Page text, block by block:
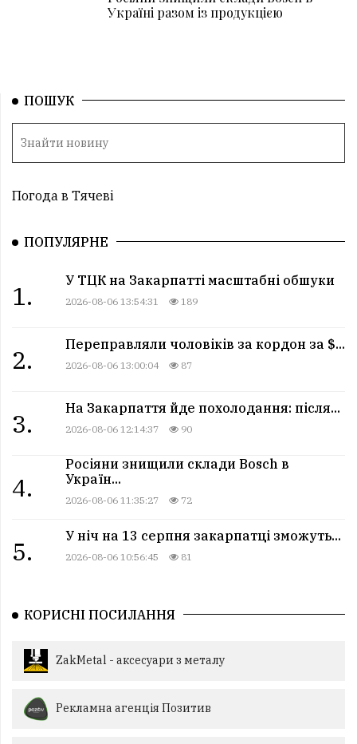
Україні разом із продукцією
ПОШУК
Погода в Тячеві
ПОПУЛЯРНЕ
1.
У ТЦК на Закарпатті масштабні обшуки
2026-08-06 13:54:31 189
2.
Переправляли чоловіків за кордон за $...
2026-08-06 13:00:04 87
3.
На Закарпаття йде похолодання: після...
2026-08-06 12:14:37 90
4.
Росіяни знищили склади Bosch в
Україн...
2026-08-06 11:35:27 72
5.
У ніч на 13 серпня закарпатці зможуть...
2026-08-06 10:56:45 81
КОРИСНІ ПОСИЛАННЯ
ZakMetal - аксесуари з металу
Рекламна агенція Позитив